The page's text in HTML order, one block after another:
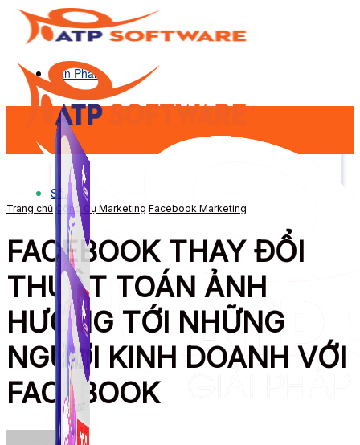
Sản Phẩm
Sản Phẩm
Trang chủ Công Cụ Marketing Facebook Marketing
FACEBOOK THAY ĐỔI
THUẬT TOÁN ẢNH
HƯỞNG TỚI NHỮNG
NGƯỜI KINH DOANH VỚI
FACEBOOK